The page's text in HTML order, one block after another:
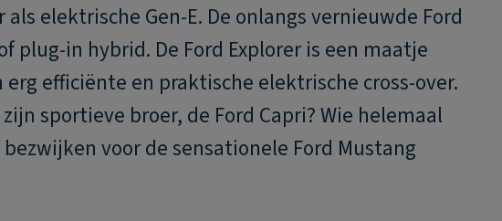
elektrische Gen-E. De onlangs vernieuwde Ford
plug-in hybrid. De Ford Explorer is een maatje
efficiënte en praktische elektrische cross-over.
sportieve broer, de Ford Capri? Wie helemaal
voor de sensationele Ford Mustang